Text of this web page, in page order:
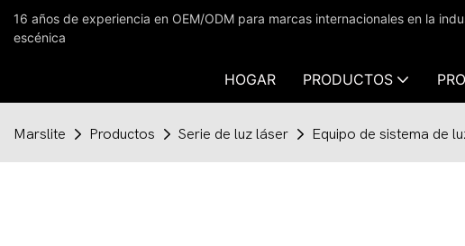
16 años de experiencia en OEM/ODM para marcas internacionales en la
escénica
HOGAR PRODUCTOS
Marslite Productos Serie de luz láser Equipo de sistema de